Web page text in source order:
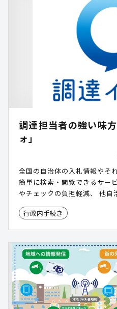
調達担当者の強い味
ォ」
全国の自治体の入札情報やそ
簡単に検索・閲覧できるサー
やチェックの負担軽減、 他自
にご活用いただけます。
行政内手続き